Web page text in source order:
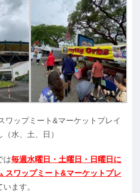
ワップミート&マーケットプレイ
水、土、日）
は毎週水曜日・土曜日・日曜日に
スワップミート&マーケットプレ
います。